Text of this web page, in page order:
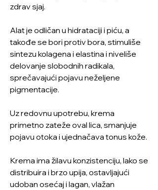
zdrav sjaj.
Alat je odličan u hidrataciji i piću, a
takođe se bori protiv bora, stimuliše
sintezu kolagena i elastina i niveliše
delovanje slobodnih radikala,
sprečavajući pojavu neželjene
pigmentacije.
Uz redovnu upotrebu, krema
primetno zateže oval lica, smanjuje
pojavu otoka i ujednačava tonus kože.
Krema ima žilavu konzistenciju, lako se
distribuira i brzo upija, ostavljajući
udoban osećaj i lagan, vlažan